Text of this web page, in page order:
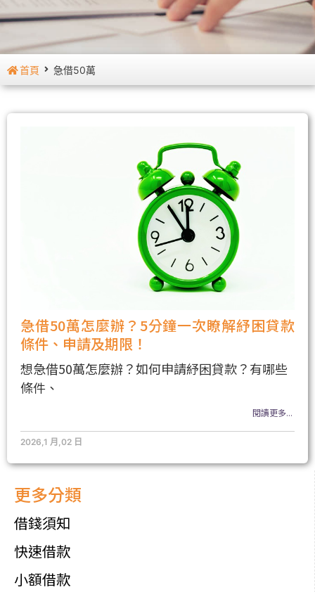
首頁 急借50萬
更多分類
借錢須知
快速借款
小額借款
急借50萬怎麼辦？5分鐘一次瞭解紓困貸款
條件、申請及期限！
想急借50萬怎麼辦？如何申請紓困貸款？有哪些
條件、
閱讀更多...
2026,1 月,02 日